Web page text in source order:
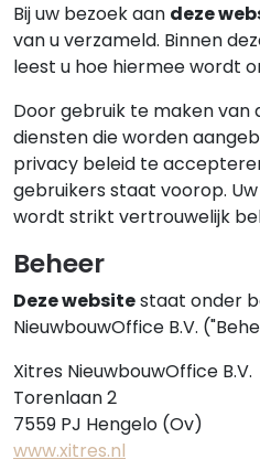
Bij uw bezoek aan deze
van u verzameld. Binnen
leest u hoe hiermee wordt
Door gebruik te maken van
diensten die worden
privacy beleid te
gebruikers staat voorop.
wordt strikt vertrouwelijk
Beheer
Deze websitestaat onder
NieuwbouwOffice B.V.
Xitres NieuwbouwOffice B.V.
Torenlaan 2
7559 PJ Hengelo (Ov)
www.xitres.nl